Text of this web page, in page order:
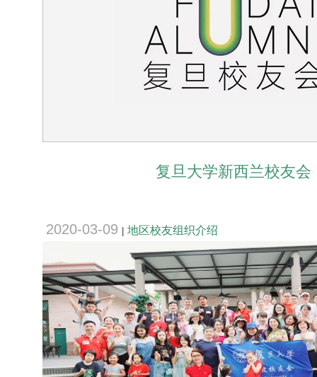
复旦大学新西兰校友会
2020-03-09 地区校友组织介绍